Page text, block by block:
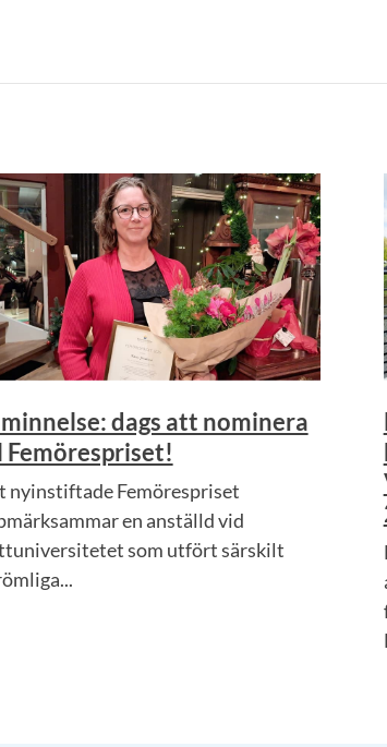
dags att nominera
nyinstiftade Femörespriset
en anställd vid
som utfört särskilt